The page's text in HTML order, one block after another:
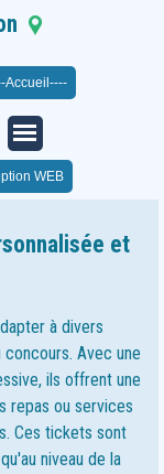
35 63 43
14h à 19h
Accueil----
WEB
et
à divers
Avec une
ils offrent une
repas ou services
Ces tickets sont
niveau de la